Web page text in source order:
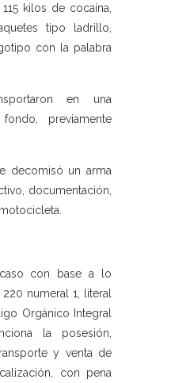
kilos de cocaína,
tipo ladrillo,
con la palabra
en una
previamente
decomisó un arma
documentación,
con base a lo
numeral 1, literal
Orgánico Integral
la posesión,
y venta de
con pena